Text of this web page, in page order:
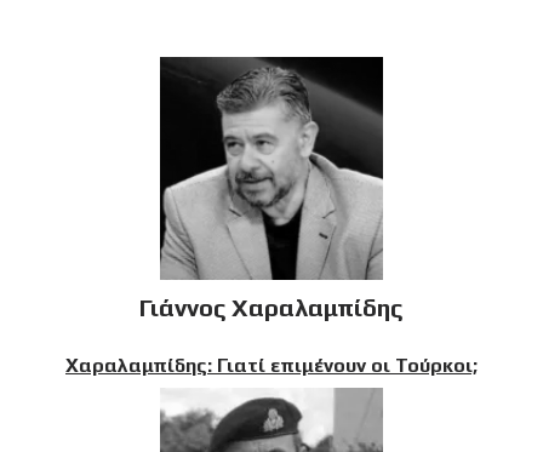
Γιάννος Χαραλαμπίδης
Χαραλαμπίδης: Γιατί επιμένουν οι Τούρκοι;